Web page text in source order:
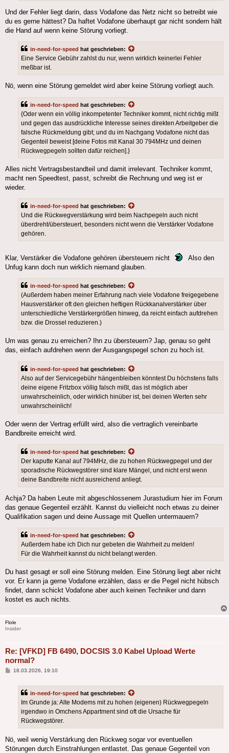
Und der Fehler liegt darin, dass Vodafone das Netz nicht so betreibt wie
du es gerne hättest? Da haftet Vodafone überhaupt gar nicht sondern hält
die Hand auf wenn keine Störung vorliegt.
in-need-for-speed hat geschrieben:
Eine Service Gebühr zahlst du nur, wenn wirklich keinerlei Fehler
meßbar ist.
Nö, wenn eine Störung gemeldet wird aber keine Störung vorliegt auch.
in-need-for-speed hat geschrieben:
{Oder wenn ein völlig inkompetenter Techniker kommt, nicht richtig mißt
und gegen das ausdrückliche Interesse seines direkten Arbeitgeber die
falsche Rückmeldung gibt; und du im Nachgang Vodafone nicht das
Gegenteil beweist [deine Fotos mit Kanal 30 794MHz und deinen
Rückwegpegeln sollten dafür reichen].}
Alles nicht Vertragsbestandteil und damit irrelevant. Techniker kommt,
macht nen Speedtest, passt, schreibt die Rechnung und weg ist er
wieder.
in-need-for-speed hat geschrieben:
Und die Rückwegverstärkung wird beim Nachpegeln auch nicht
überdreht/übersteuert, besonders nicht wenn die Verstärker Vodafone
gehören.
Klar, Verstärker die Vodafone gehören übersteuern nicht
Also den
Unfug kann doch nun wirklich niemand glauben.
in-need-for-speed hat geschrieben:
(Außerdem haben meiner Erfahrung nach viele Vodafone freigegebene
Hausverstärker oft den gleichen heftigen Rückkanalverstärker über
unterschiedliche Verstärkergrößen hinweg, da reicht einfach aufdrehen
bzw. die Drossel reduzieren.)
Um was genau zu erreichen? Ihn zu übersteuern? Jap, genau so geht
das, einfach aufdrehen wenn der Ausgangspegel schon zu hoch ist.
in-need-for-speed hat geschrieben:
Also auf der Servicegebühr hängenbleiben könntest Du höchstens falls
deine eigene Fritzbox völlig falsch mißt, das ist möglich aber
unwahrscheinlich, oder wirklich hinüber ist, bei deinen Werten sehr
unwahrscheinlich!
Oder wenn der Vertrag erfüllt wird, also die vertraglich vereinbarte
Bandbreite erreicht wird.
in-need-for-speed hat geschrieben:
Der kaputte Kanal auf 794MHz, die zu hohen Rückwegpegel und der
sporadische Rückwegstörer sind klare Mängel, und nicht erst wenn
deine Bandbreite nicht ausreichend anliegt.
Achja? Da haben Leute mit abgeschlossenem Jurastudium hier im Forum
das genaue Gegenteil erzählt. Kannst du vielleicht noch etwas zu deiner
Qualifikation sagen und deine Aussage mit Quellen untermauern?
in-need-for-speed hat geschrieben:
Außerdem habe ich Dich nur gebeten die Wahrheit zu melden!
Für die Wahrheit kannst du nicht belangt werden.
Du hast gesagt er soll eine Störung melden. Eine Störung liegt aber nicht
vor. Er kann ja gerne Vodafone erzählen, dass er die Pegel nicht hübsch
findet, dann schickt Vodafone aber auch keinen Techniker und dann
kostet es auch nichts.
Flole
Insider
Re: [VFKD] FB 6490, DOCSIS 3.0 Kabel Upload Werte
normal?
Beitrag
18.03.2026, 19:10
in-need-for-speed hat geschrieben:
Im Grunde ja: Alte Modems mit zu hohen (eigenen) Rückwegpegeln
irgendwo in Omchens Appartment sind oft die Ursache für
Rückwegstörer.
Nö, weil wenig Verstärkung den Rückweg sogar vor eventuellen
Störungen durch Einstrahlungen entlastet. Das genaue Gegenteil von